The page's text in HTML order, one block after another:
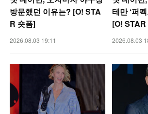
방문했던 이유는? [O! STA
R 숏폼]
2026.08.03 19:11
테만 ‘퍼
[O!
2026.08.03